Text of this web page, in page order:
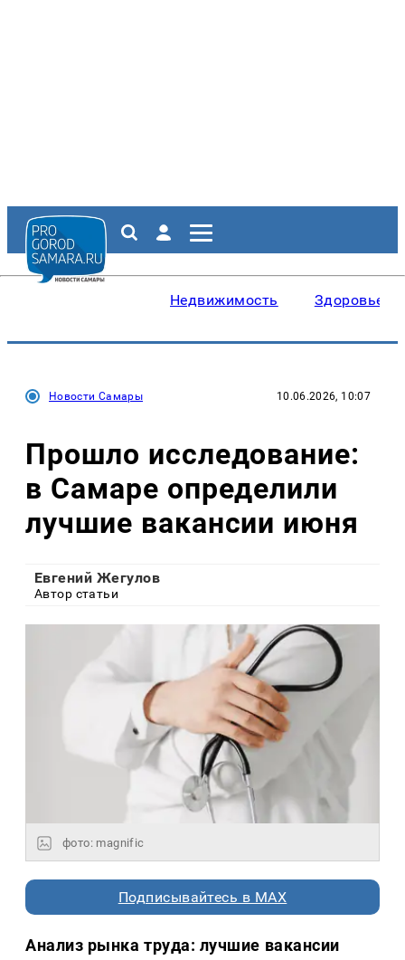
Недвижимость Здоровье
Новости Самары 10.06.2026, 10:07
Прошло исследование:
в Самаре определили
лучшие вакансии июня
Евгений Жегулов
Автор статьи
фото: magnific
Подписывайтесь в MAX
Анализ рынка труда: лучшие вакансии